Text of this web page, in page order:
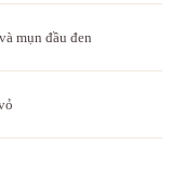
mụn đầu đen